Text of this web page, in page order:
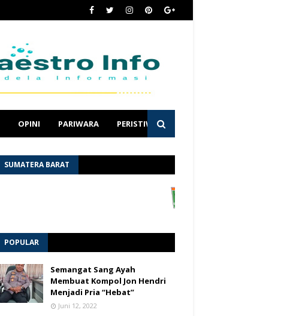
OPINI PARIWARA PERISTIWA
SUMATERA BARAT
POPULAR
Semangat Sang Ayah
Membuat Kompol Jon Hendri
Menjadi Pria “Hebat”
Juni 12, 2022